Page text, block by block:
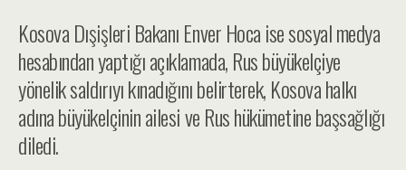
Kosova Dışişleri Bakanı Enver Hoca ise sosyal medya
hesabından yaptığı açıklamada, Rus büyükelçiye
yönelik saldırıyı kınadığını belirterek, Kosova halkı
adına büyükelçinin ailesi ve Rus hükümetine başsağlığı
diledi.